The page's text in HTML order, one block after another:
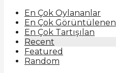
En Çok Oylananlar
En Çok Görüntülenen
En Çok Tartışılan
Recent
Featured
Random